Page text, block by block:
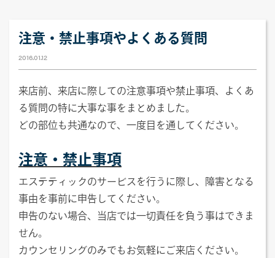
注意・禁止事項やよくある質問
2016.01.12
来店前、来店に際しての注意事項や禁止事項、よくあ
る質問の特に大事な事をまとめました。
どの部位も共通なので、一度目を通してください。
注意・禁止事項
エステティックのサービスを行うに際し、障害となる
事由を事前に申告してください。
申告のない場合、当店では一切責任を負う事はできま
せん。
カウンセリングのみでもお気軽にご来店ください。